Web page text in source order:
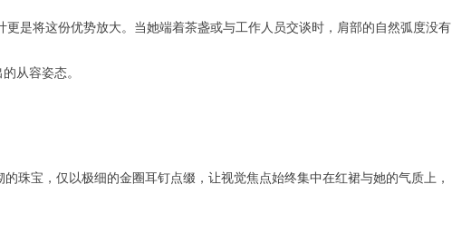
是将这份优势放大。当她端着茶盏或与工作人员交谈时，肩部的自然弧度没有
从容姿态。
珠宝，仅以极细的金圈耳钉点缀，让视觉焦点始终集中在红裙与她的气质上，